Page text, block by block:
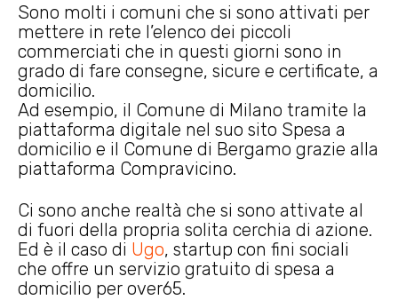
Sono molti i comuni che si sono attivati per
mettere in rete l’elenco dei piccoli
commerciati che in questi giorni sono in
grado di fare consegne, sicure e certificate, a
domicilio.
Ad esempio, il Comune di Milano tramite la
piattaforma digitale nel suo sito Spesa a
domicilio e il Comune di Bergamo grazie alla
piattaforma Compravicino.
Ci sono anche realtà che si sono attivate al
di fuori della propria solita cerchia di azione.
Ed è il caso di Ugo, startup con fini sociali
che offre un servizio gratuito di spesa a
domicilio per over65.